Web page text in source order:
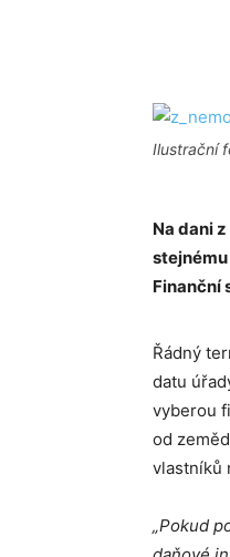
Ilustrační
Na dani
Finanční
Řádný
datu
vyberou
od
vlastníků
„Pokud